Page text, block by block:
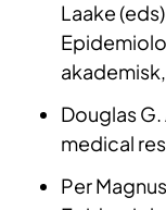
Laake
Douglas
medical
Per